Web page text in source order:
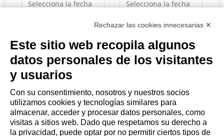
CÓDIGO DE DESCUENTO
RESERVA
o
Solicita un presupuesto
Rechazar las cookies innecesarias ✕
Este sitio web recopila algunos
datos personales de los visitantes
y usuarios
Con su consentimiento, nosotros y nuestros socios
utilizamos cookies y tecnologías similares para
almacenar, acceder y procesar datos personales, como
visitas a sitios web. Dado que respetamos su derecho a
la privacidad, puede optar por no permitir ciertos tipos de